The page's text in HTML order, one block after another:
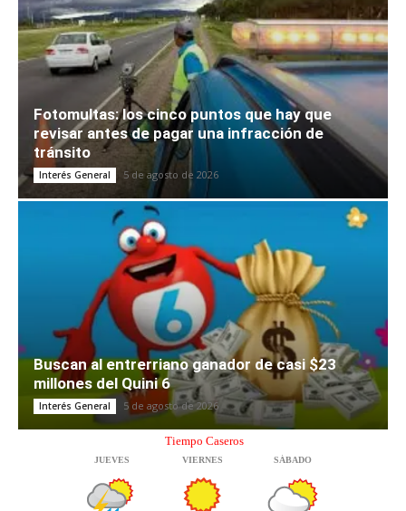
Fotomultas: los cinco puntos que hay que
revisar antes de pagar una infracción de
tránsito
Interés General 5 de agosto de 2026
Buscan al entrerriano ganador de casi $23
millones del Quini 6
Interés General 5 de agosto de 2026